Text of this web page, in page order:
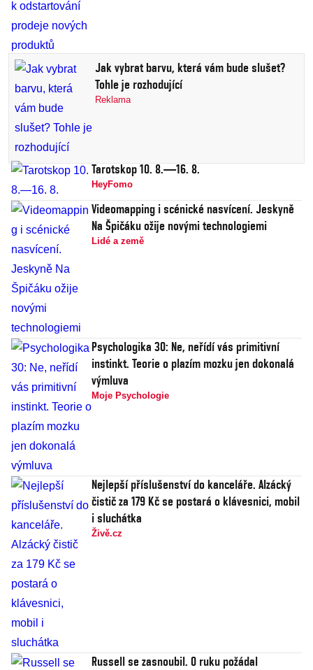
Jak vybrat barvu, která vám bude slušet?
Tohle je rozhodující
Reklama
Tarotskop 10. 8.—16. 8.
HeyFomo
Videomapping i scénické nasvícení. Jeskyně
Na Špičáku ožije novými technologiemi
Lidé a země
Psychologika 30: Ne, neřídí vás primitivní
instinkt. Teorie o plazím mozku jen dokonalá
výmluva
Moje Psychologie
Nejlepší příslušenství do kanceláře. Alzácký
čistič za 179 Kč se postará o klávesnici, mobil
i sluchátka
Živě.cz
Russell se zasnoubil. O ruku požádal